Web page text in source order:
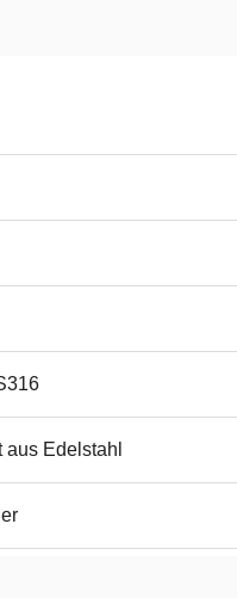
aus Edelstahl